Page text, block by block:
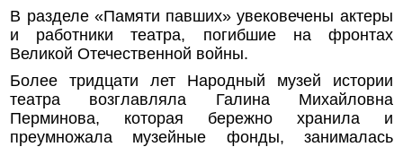
В разделе «Памяти павших» увековечены актеры
и работники театра, погибшие на фронтах
Великой Отечественной войны.
Более тридцати лет Народный музей истории
театра возглавляла Галина Михайловна
Перминова, которая бережно хранила и
преумножала музейные фонды, занималась